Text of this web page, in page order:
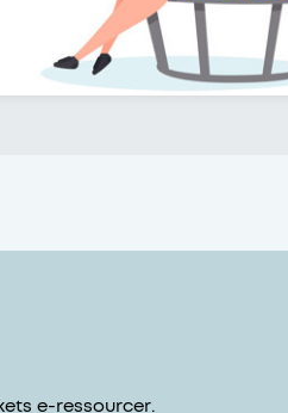
e-ressourcer.